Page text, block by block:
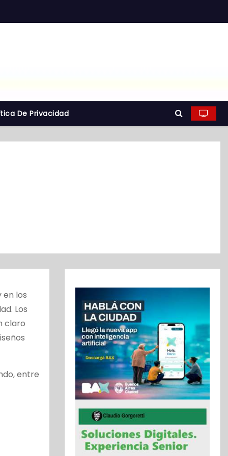
De Privacidad
en los
Los
claro
entre